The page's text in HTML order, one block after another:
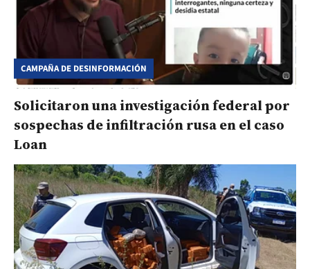
CAMPAÑA DE DESINFORMACIÓN
Solicitaron una investigación federal por
sospechas de infiltración rusa en el caso
Loan